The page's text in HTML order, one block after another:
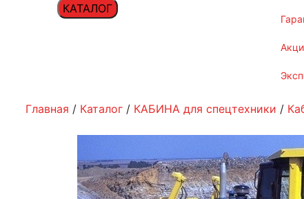
КАТАЛОГ
Главная / Каталог / КАБИНА для спецтехники /